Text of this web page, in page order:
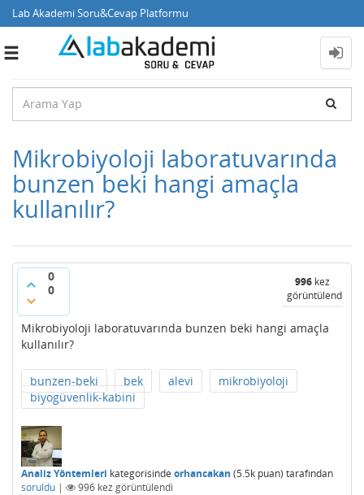
Lab Akademi Soru&Cevap Platformu
Toggle
Mikrobiyoloji laboratuvarında
bunzen beki hangi amaçla
kullanılır?
0
0
996 kez
görüntülendi
Mikrobiyoloji laboratuvarında bunzen beki hangi amaçla
kullanılır?
bunzen-beki bek alevi
mikrobiyoloji
biyogüvenlik-kabini
Analiz Yöntemleri kategorisinde orhancakan (5.5k puan) tarafından
soruldu | 996 kez görüntülendi